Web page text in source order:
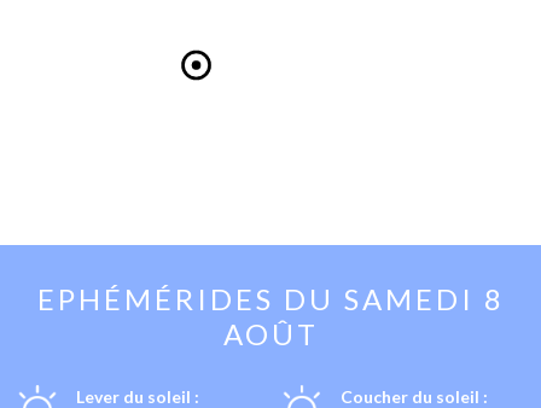
EPHÉMÉRIDES DU SAMEDI 8
AOÛT
Lever du soleil :
Coucher du soleil :